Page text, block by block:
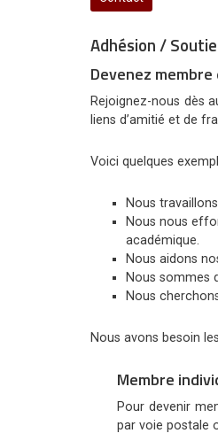
Adhésion /
Devenez
Rejoignez-nous dès
liens d’amitié et de
Voici quelques
Nous
Nous nous
académique.
Nous aidons
Nous sommes
Nous
Nous avons besoin
Membre
Pour devenir
par voie postale